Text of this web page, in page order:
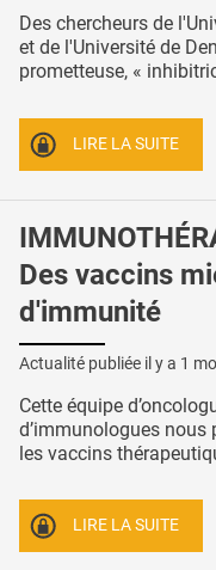
Des chercheurs de
et de l'Université de
prometteuse, «
LIRE LA SUITE
Des vaccins
d'immunité
Actualité publiée il y a 1
Cette équipe
d’immunologues nous
les vaccins
LIRE LA SUITE